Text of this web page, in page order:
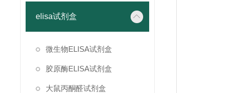
elisa试剂盒
微生物ELISA试剂盒
胶原酶ELISA试剂盒
大鼠丙酮醛试剂盒